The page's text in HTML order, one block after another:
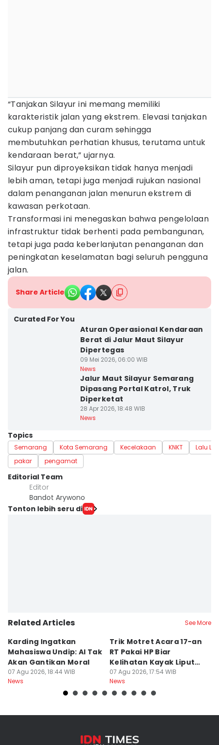
“Tanjakan Silayur ini memang memiliki
karakteristik jalan yang ekstrem. Elevasi tanjakan
cukup panjang dan curam sehingga
membutuhkan perhatian khusus, terutama untuk
kendaraan berat,” ujarnya.
Silayur pun diproyeksikan tidak hanya menjadi
lebih aman, tetapi juga menjadi rujukan nasional
dalam penanganan jalan menurun ekstrem di
kawasan perkotaan.
Transformasi ini menegaskan bahwa pengelolaan
infrastruktur tidak berhenti pada pembangunan,
tetapi juga pada keberlanjutan penanganan dan
peningkatan keselamatan bagi seluruh pengguna
jalan.
Share Article
Curated For You
Aturan Operasional Kendaraan
Berat di Jalur Maut Silayur
Dipertegas
09 Mei 2026, 06:00 WIB
News
Jalur Maut Silayur Semarang
Dipasang Portal Katrol, Truk
Diperketat
28 Apr 2026, 18:48 WIB
News
Topics
Semarang Kota Semarang Kecelakaan KNKT
Lalu
pakar
pengamat
Editorial Team
Editor
Bandot Arywono
Tonton lebih seru di
Related Articles See More
Karding Ingatkan
Mahasiswa Undip: AI Tak
Akan Gantikan Moral
07 Agu 2026, 18:44 WIB
News
Trik Motret Acara 17-an
RT Pakai HP Biar
Kelihatan Kayak Liputan
Festival Nasional
07 Agu 2026, 17:54 WIB
News